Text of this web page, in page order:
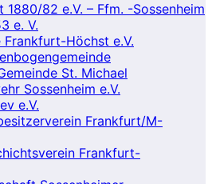
1880/82 e.V. – Ffm. -Sossenheim
e. V.
Frankfurt-Höchst e.V.
St. Michael
Sossenheim e.V.
e.V.
Frankfurt/M-
Frankfurt-